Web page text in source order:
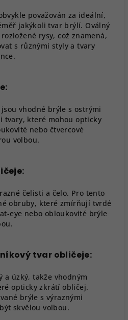
považován za ideální,
jakýkoli tvar brýlí. Oválný
rysy, což znamená,
s různými styly a tvary
vhodné brýle s ostrými
tvary, které mohou opticky
nebo čtvercové
volbou.
čelisti a čelo. Pro tento
obruby, které zmírňují tvrdé
eye nebo obloukovité brýle
tvar obličeje:
a úzký, takže vhodným
opticky zkrátí obličej.
brýle s výraznými
skvělou volbou.